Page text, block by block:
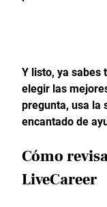
Y listo, ya sabes
elegir las
pregunta, usa la
encantado de
Cómo
LiveCareer